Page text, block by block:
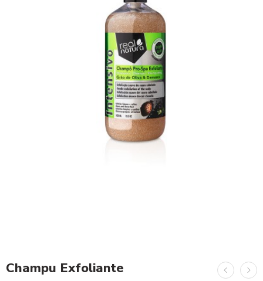
Champu Exfoliante